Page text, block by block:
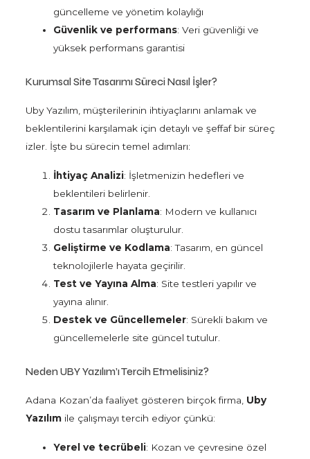
güncelleme ve yönetim kolaylığı
Güvenlik ve performans: Veri güvenliği ve
yüksek performans garantisi
Kurumsal Site Tasarımı Süreci Nasıl İşler?
Uby Yazılım, müşterilerinin ihtiyaçlarını anlamak ve
beklentilerini karşılamak için detaylı ve şeffaf bir süreç
izler. İşte bu sürecin temel adımları:
İhtiyaç Analizi: İşletmenizin hedefleri ve
beklentileri belirlenir.
Tasarım ve Planlama: Modern ve kullanıcı
dostu tasarımlar oluşturulur.
Geliştirme ve Kodlama: Tasarım, en güncel
teknolojilerle hayata geçirilir.
Test ve Yayına Alma: Site testleri yapılır ve
yayına alınır.
Destek ve Güncellemeler: Sürekli bakım ve
güncellemelerle site güncel tutulur.
Neden UBY Yazılım’ı Tercih Etmelisiniz?
Adana Kozan’da faaliyet gösteren birçok firma, Uby
Yazılım ile çalışmayı tercih ediyor çünkü:
Yerel ve tecrübeli: Kozan ve çevresine özel